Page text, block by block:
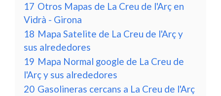
17 Otros Mapas de La Creu de l'Arç en
Vidrà - Girona
18 Mapa Satelite de La Creu de l'Arç y
sus alrededores
19 Mapa Normal google de La Creu de
l'Arç y sus alrededores
20 Gasolineras cercans a La Creu de l'Arç